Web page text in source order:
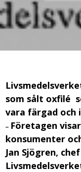
som sålt oxfilé
vara färgad och
– Företagen
konsumenter
Jan Sjögren,